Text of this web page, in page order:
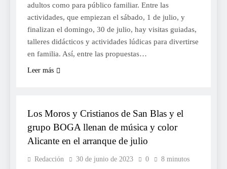
adultos como para público familiar. Entre las
actividades, que empiezan el sábado, 1 de julio, y
finalizan el domingo, 30 de julio, hay visitas guiadas,
talleres didácticos y actividades lúdicas para divertirse
en familia. Así, entre las propuestas…
Leer más
Los Moros y Cristianos de San Blas y el
grupo BOGA llenan de música y color
Alicante en el arranque de julio
Redacción 30 de junio de 2023 0 8 minutos